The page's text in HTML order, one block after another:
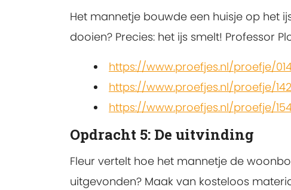
Het mannetje bouwde een huisje op het
dooien? Precies: het ijs smelt! Professor
https://www.proefjes.nl/proefje/
https://www.proefjes.nl/proefje/142
https://www.proefjes.nl/proefje/
Opdracht 5: De uitvinding
Fleur vertelt hoe het mannetje de
uitgevonden? Maak van kosteloos